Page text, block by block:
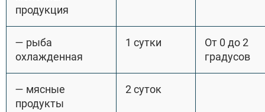
продукция
— рыба
охлажденная
1 сутки
От 0 до 2
градусов
— мясные
продукты
2 суток